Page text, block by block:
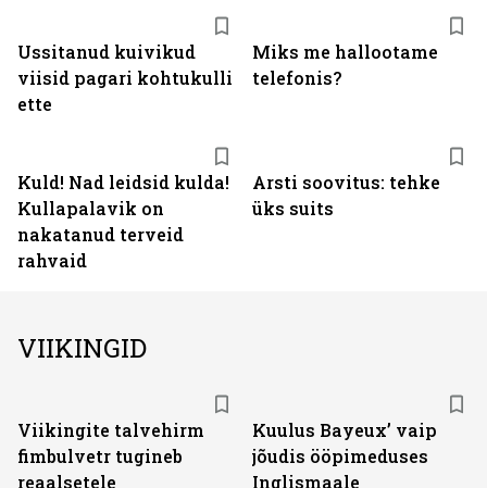
Ussitanud kuivikud
viisid pagari kohtukulli
ette
Miks me hallootame
telefonis?
Kuld! Nad leidsid kulda!
Kullapalavik on
nakatanud terveid
rahvaid
Arsti soovitus: tehke
üks suits
VIIKINGID
Viikingite talvehirm
fimbulvetr tugineb
reaalsetele
Kuulus Bayeux’ vaip
jõudis ööpimeduses
Inglismaale